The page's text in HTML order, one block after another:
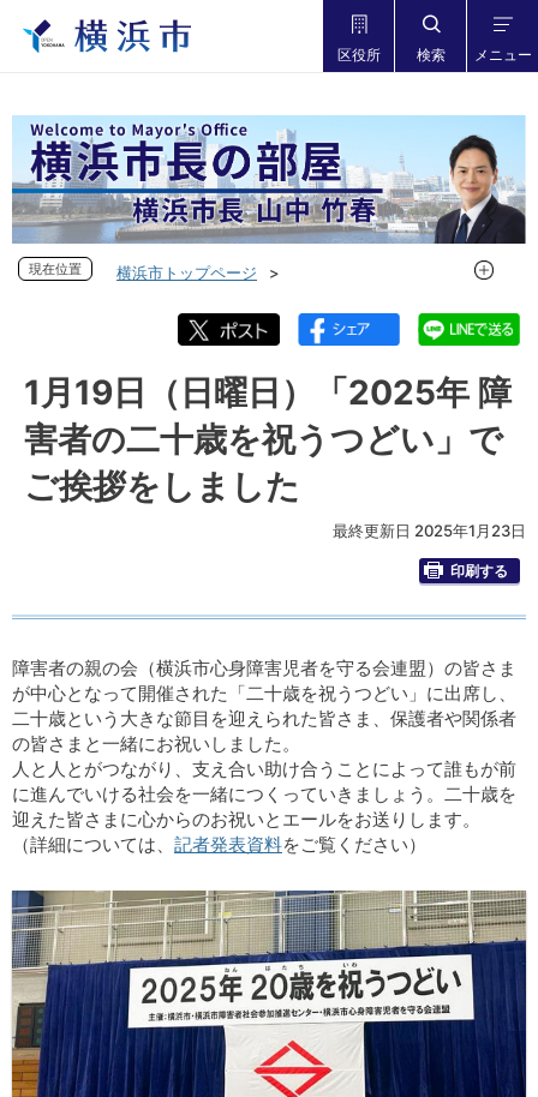
区役所 検索 メニュー
現在位置
横浜市トップページ
フォトダイアリー 2024年度
フォトダイアリー 2025年1月
1月19日（日曜日）「2025年 障害者の二十歳を祝うつどい」
でご挨拶をしました
現在位
1月19日（日曜日）「2025年 障
害者の二十歳を祝うつどい」で
ご挨拶をしました
最終更新日 2025年1月23日
印刷する
障害者の親の会（横浜市心身障害児者を守る会連盟）の皆さま
が中心となって開催された「二十歳を祝うつどい」に出席し、
二十歳という大きな節目を迎えられた皆さま、保護者や関係者
の皆さまと一緒にお祝いしました。
人と人とがつながり、支え合い助け合うことによって誰もが前
に進んでいける社会を一緒につくっていきましょう。二十歳を
迎えた皆さまに心からのお祝いとエールをお送りします。
（詳細については、 記者発表資料をご覧ください）